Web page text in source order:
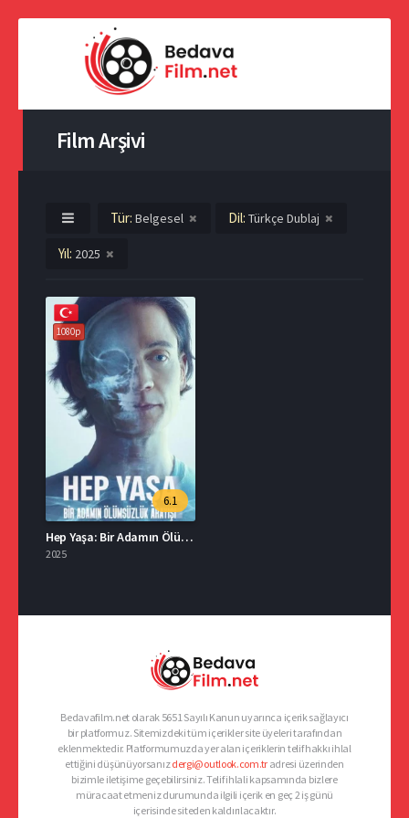
Film Arşivi
Tür: Belgesel Dil: Türkçe Dublaj
Yıl: 2025
1080p
6.1
Hep Yaşa: Bir Adamın Ölümsüzlük Arayışı Türkçe Dublaj İzle
2025
Bedavafilm.net olarak 5651 Sayılı Kanun uyarınca içerik sağlayıcı
bir platformuz. Sitemizdeki tüm içerikler site üyeleri tarafından
eklenmektedir. Platformumuzda yer alan içeriklerin telif hakkı ihlal
ettiğini düşünüyorsanızdergi@outlook.com.tr adresi üzerinden
bizimle iletişime geçebilirsiniz. Telif ihlali kapsamında bizlere
müracaat etmeniz durumunda ilgili içerik en geç 2 iş günü
içerisinde siteden kaldırılacaktır.